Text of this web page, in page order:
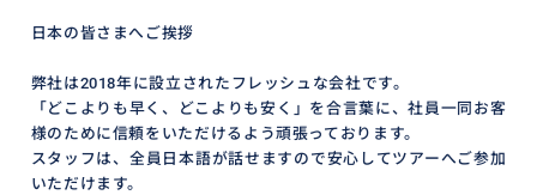
日本の皆さまへご挨拶
弊社は2018年に設立されたフレッシュな会社です。
「どこよりも早く、どこよりも安く」を合言葉に、社員一同お客
様のために信頼をいただけるよう頑張っております。
スタッフは、全員日本語が話せますので安心してツアーへご参加
いただけます。